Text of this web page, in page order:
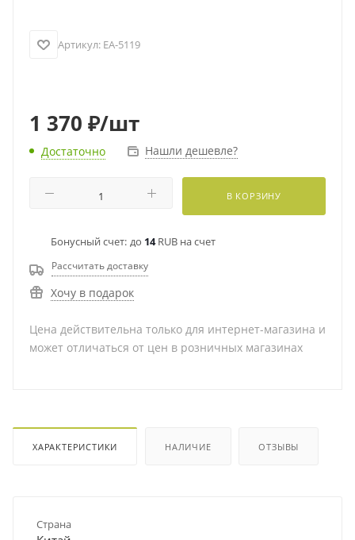
Артикул: EA-5119
1 370 ₽/шт
Достаточно Нашли дешевле?
В КОРЗИНУ
Бонусный счет: до 14RUB на счет
Рассчитать доставку
Хочу в подарок
Цена действительна только для интернет-магазина и
может отличаться от цен в розничных магазинах
ХАРАКТЕРИСТИКИ НАЛИЧИЕ ОТЗЫВЫ
Страна